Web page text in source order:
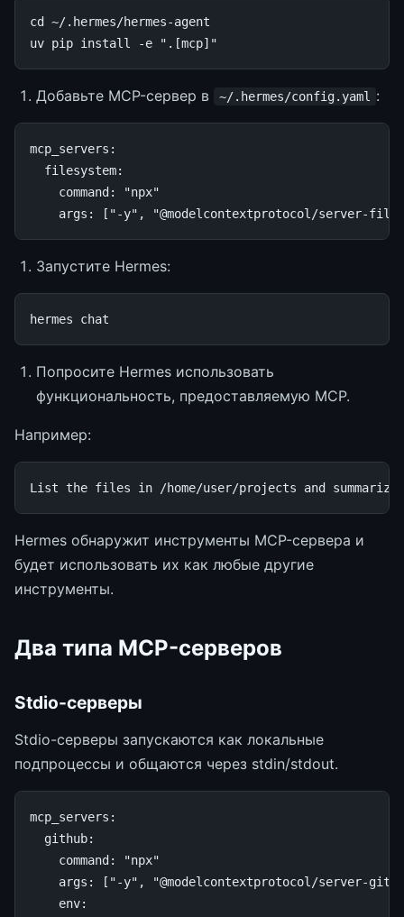
cd
~/.hermes/hermes-agent
uv pip install -e ".[mcp]"
Добавьте MCP-сервер в ~/.hermes/config.yaml :
mcp_servers :
filesystem:
command :
"npx"
args : [ "-y" , "@modelcontextprotocol/server-
Запустите Hermes:
hermes
Попросите Hermes использовать
функциональность, предоставляемую MCP.
Например:
Hermes обнаружит инструменты MCP-сервера и
будет использовать их как любые другие
инструменты.
Два типа MCP-серверов
Stdio-серверы
Stdio-серверы запускаются как локальные
подпроцессы и общаются через stdin/stdout.
mcp_servers :
github:
command :
"npx"
args : [ "-y" ,
"@modelcontextprotocol/server-
env: